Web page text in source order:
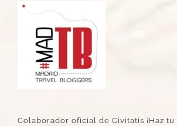
Colaborador oficial de Civitatis ¡Haz tu